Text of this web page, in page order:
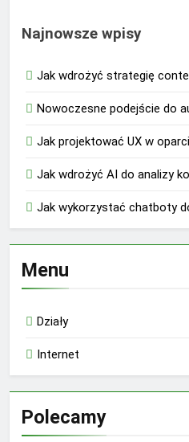
Najnowsze wpisy
Jak wdrożyć strategię
Nowoczesne podejście do
Jak projektować UX w
Jak wdrożyć AI do analizy
Jak wykorzystać chatboty
Menu
Działy
Internet
Polecamy